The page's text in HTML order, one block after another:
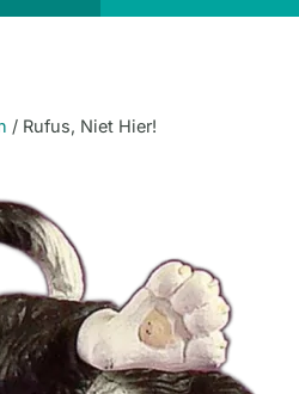
/ Rufus, Niet Hier!